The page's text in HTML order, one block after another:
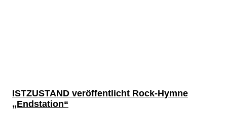
ISTZUSTAND veröffentlicht Rock-Hymne
„Endstation“